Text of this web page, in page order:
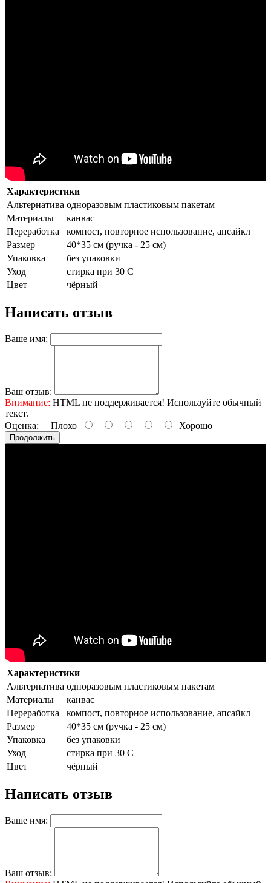
Характеристики
Альтернатива одноразовым пластиковым пакетам
Материалы
канвас
Переработка
компост, повторное использование, апсайкл
Размер
40*35 см (ручка - 25 см)
Упаковка
без упаковки
Уход
стирка при 30 С
Цвет
чёрный
Написать отзыв
Ваше имя:
Ваш отзыв:
Внимание: HTML не поддерживается! Используйте обычный
текст.
Оценка: Плохо Хорошо
Продолжить
Характеристики
Альтернатива одноразовым пластиковым пакетам
Материалы
канвас
Переработка
компост, повторное использование, апсайкл
Размер
40*35 см (ручка - 25 см)
Упаковка
без упаковки
Уход
стирка при 30 С
Цвет
чёрный
Написать отзыв
Ваше имя:
Ваш отзыв: